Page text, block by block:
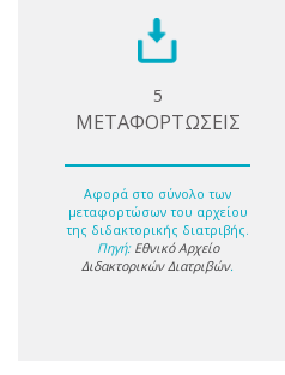
5
ΜΕΤΑΦΟΡΤΩΣΕΙΣ
Αφορά στο σύνολο των
μεταφορτώσων του αρχείου
της διδακτορικής διατριβής.
Πηγή: Εθνικό Αρχείο
Διδακτορικών Διατριβών.